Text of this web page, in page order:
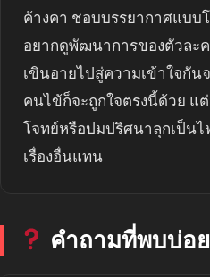
ค้างคา ชอบบรรยากาศแบบ
อยากดูพัฒนาการของตัวละ
เขินอายไปสู่ความเข้าใจกั
คนไข้ก็จะถูกใจตรงนี้ด้วย แ
โจทย์หรือปมปริศนาลุกเป็น
เรื่องอื่นแทน
คำถามที่พบบ่อย